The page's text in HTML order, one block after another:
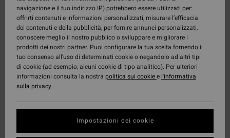
navigazione e il tuo indirizzo IP) potrebbero essere utilizzati per:
offrirti contenuti e informazioni personalizzati, misurare l’efficacia
dei contenuti e della pubblicità, per fornire annunci personalizzati,
conoscere meglio il nostro pubblico o sviluppare e migliorare i
prodotti dei nostri partner. Puoi configurare la tua scelta fornendo il
tuo consenso all’uso di determinati cookie o negandolo ad altri tipi
di cookie (ad esempio, alcuni cookie di tipo analitico). Per ulteriori
informazioni consulta la nostra politica sui cookiee l'informativa
sulla privacy.
Impostazioni dei cookie